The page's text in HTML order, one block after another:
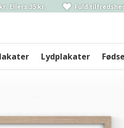
Ellers 35 kr. Fuld
Lydplakater